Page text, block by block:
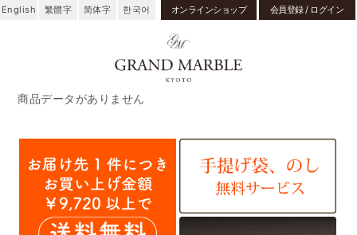
English 繁體字 简体字 한국어 オンラインショップ 会員登録 / ログイン
商品データがありません